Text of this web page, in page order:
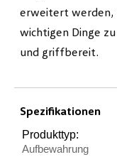
erweitert werden,
wichtigen Dinge
und griffbereit.
Spezifikationen
Produkttyp:
Aufbewahrung